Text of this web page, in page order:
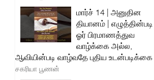
மார்ச் 14 | அனுதின
தியானம் | எழுத்தின்படி
ஓர் பிரமாணத்துவ
வாழ்க்கை அல்ல,
ஆவியின்படி வாழ்வதே புதிய உடன்படிக்கை
சகரியா பூணன்